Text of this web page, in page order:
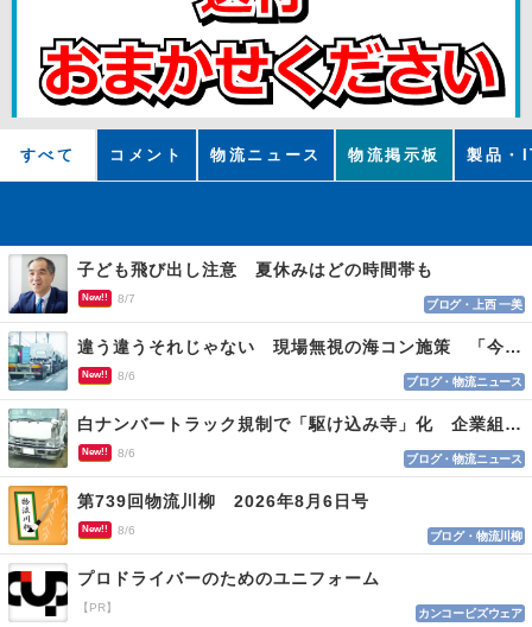
すべて コメント 物流ニュース 物流掲示板 製品・
子ども飛び出し注意 夏休みはどの時間帯も
New!! 8/7 ブログ・上西 一美
違う違うそれじゃない 現場無視の海コン施策 「今でも平均２～３時間は待つ」
New!! 8/6 ブログ・物流ニュース
白ナンバートラック規制で「駆け込み寺」化 企業組合が入会基準を見直しへ
New!! 8/6 ブログ・物流ニュース
第739回物流川柳 2026年8月6日号
New!! 8/6 ブログ・物流川柳
プロドライバーのためのユニフォーム
【PR】 カンコービズウェア